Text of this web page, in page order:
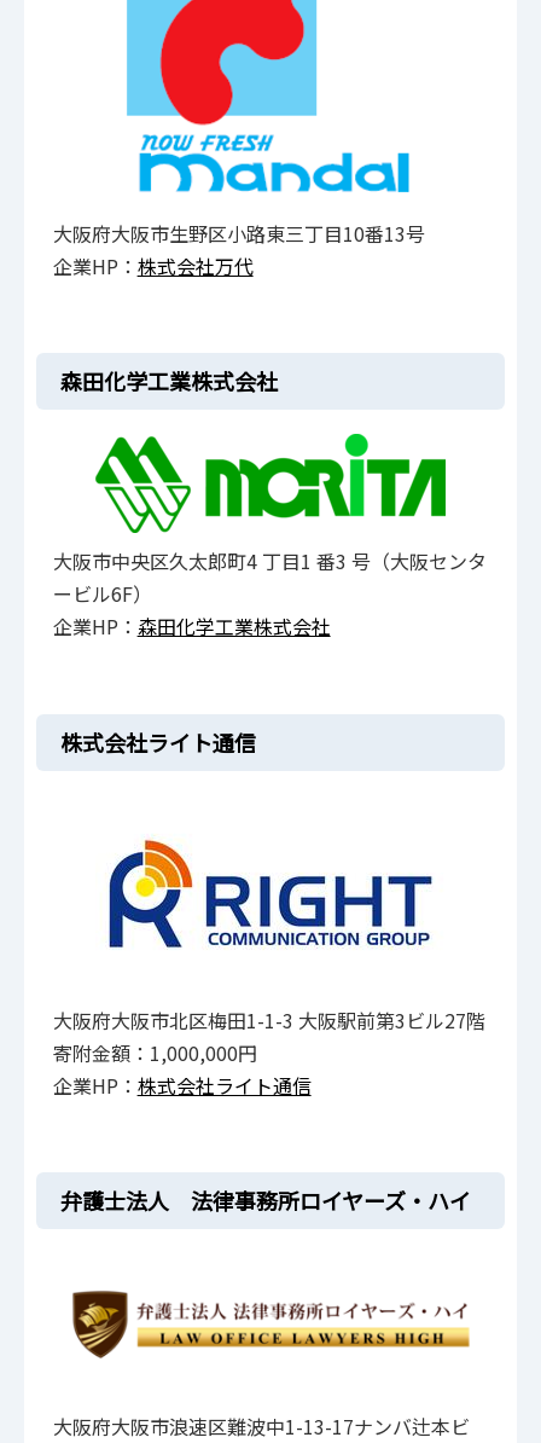
大阪府大阪市生野区小路東三丁目10番13号
企業HP： 株式会社万代
森田化学工業株式会社
大阪市中央区久太郎町4 丁目1 番3 号（大阪センタ
ービル6F）
企業HP： 森田化学工業株式会社
株式会社ライト通信
大阪府大阪市北区梅田1-1-3 大阪駅前第3ビル27階
寄附金額：1,000,000円
企業HP： 株式会社ライト通信
弁護士法人 法律事務所ロイヤーズ・ハイ
大阪府大阪市浪速区難波中1-13-17ナンバ辻本ビ